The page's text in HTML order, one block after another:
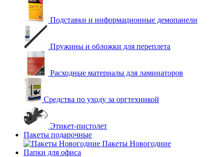
Подставки и информационные демопанели
Пружины и обложки для переплета
Расходные материалы для ламинаторов
Средства по уходу за оргтехникой
Этикет-пистолет
Пакеты подарочные
Пакеты Новогодние
Папки для офиса